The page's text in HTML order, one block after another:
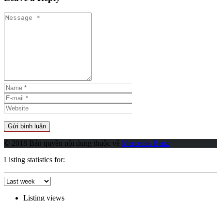
© 2018 Bản quyền nội dung thuộc về Mercedes Benz
Listing statistics for:
Listing views